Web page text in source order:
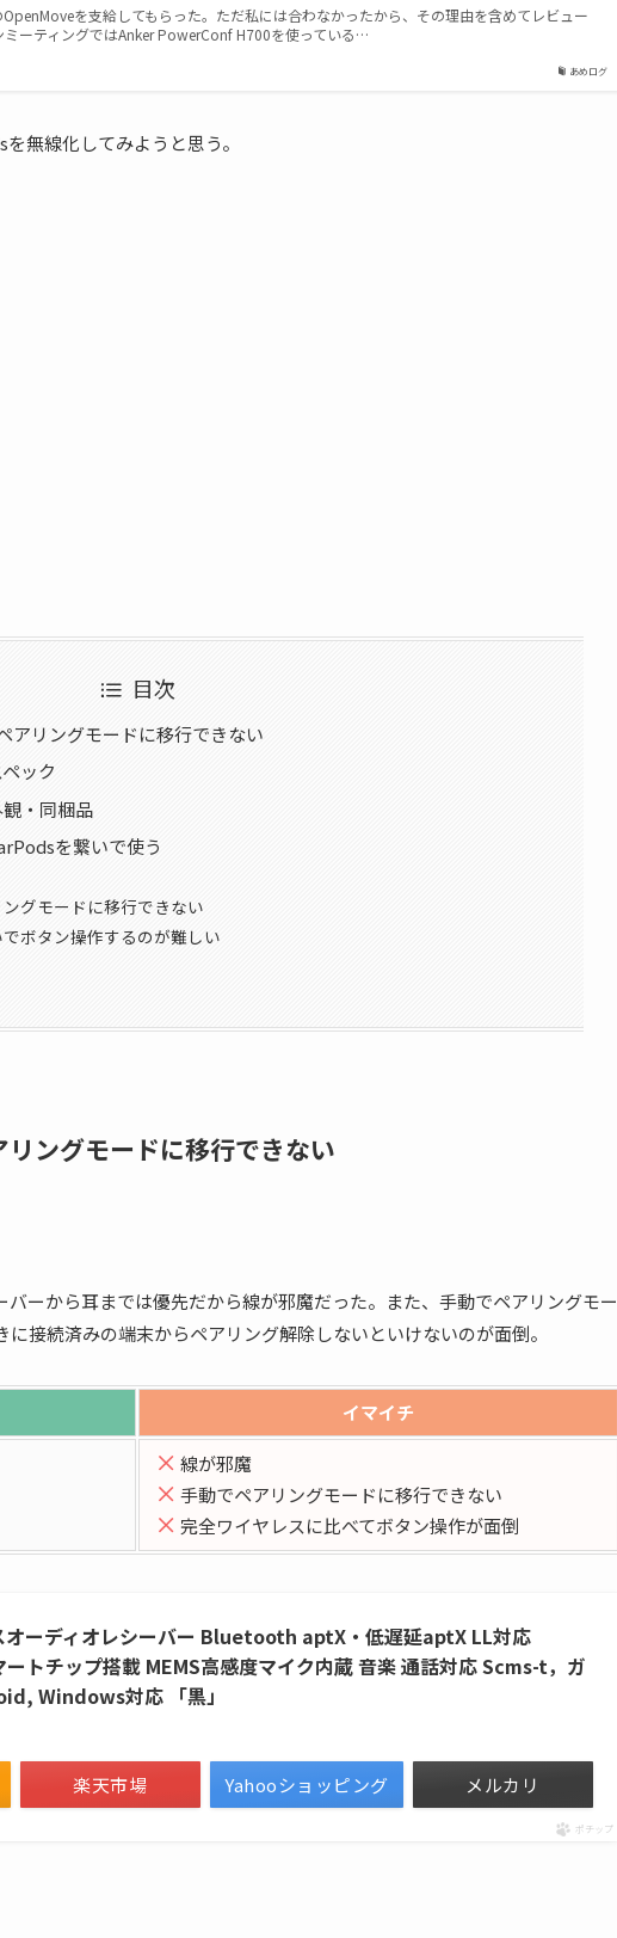
あめログ
を支給してもらった。ただ私には合わなかったから、その理由を含めてレビュー
ミーティングではAnker PowerConf H700を使っている…
無線化してみようと思う。
目次
アリングモードに移行できない
ック
・同梱品
を繋いで使う
グモードに移行できない
でボタン操作するのが難しい
ングモードに移行できない
ーから耳までは優先だから線が邪魔だった。また、手動でペアリングモー
接続済みの端末からペアリング解除しないといけないのが面倒。
イマイチ
線が邪魔
手動でペアリングモードに移行できない
完全ワイヤレスに比べてボタン操作が面倒
ーディオレシーバー Bluetooth aptX・低遅延aptX LL対応
トチップ搭載 MEMS高感度マイク内蔵 音楽 通話対応 Scms-t，ガ
Windows対応 「黒」
楽天市場 Yahooショッピング メルカリ
ポチップ